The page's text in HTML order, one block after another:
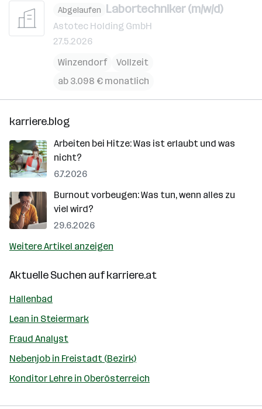
Abgelaufen Labortechniker (m/w/d)
Astotec Holding GmbH
27.5.2026
Winzendorf
Vollzeit
ab 3.098 € monatlich
karriere.blog
Arbeiten bei Hitze: Was ist erlaubt und was
nicht?
6.7.2026
Burnout vorbeugen: Was tun, wenn alles zu
viel wird?
29.6.2026
Weitere Artikel anzeigen
Aktuelle Suchen aufkarriere.at
Hallenbad
Lean in Steiermark
Fraud Analyst
Nebenjob in Freistadt (Bezirk)
Konditor Lehre in Oberösterreich